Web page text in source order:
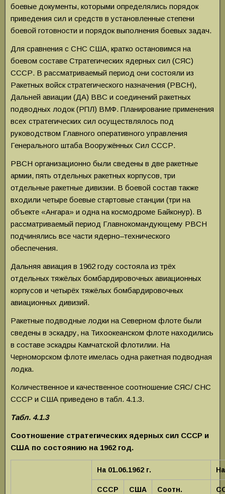
боевые документы, которыми определялись порядок
приведения сил и средств в установленные степени
боевой готовности и порядок выполнения боевых задач.
Для сравнения с СНС США, кратко остановимся на
боевом составе Стратегических ядерных сил (СЯС)
СССР. В рассматриваемый период они состояли из
Ракетных войск стратегического назначения (РВСН),
Дальней авиации (ДА) ВВС и соединений ракетных
подводных лодок (РПЛ) ВМФ. Планирование применения
всех стратегических сил осуществлялось под
руководством Главного оперативного управления
Генерального штаба Вооружённых Сил СССР.
РВСН организационно были сведены в две ракетные
армии, пять отдельных ракетных корпусов, три
отдельные ракетные дивизии. В боевой состав также
входили четыре боевые стартовые станции (три на
объекте «Ангара» и одна на космодроме Байконур). В
рассматриваемый период Главнокомандующему РВСН
подчинялись все части ядерно–технического
обеспечения.
Дальняя авиация в 1962 году состояла из трёх
отдельных тяжёлых бомбардировочных авиационных
корпусов и четырёх тяжёлых бомбардировочных
авиационных дивизий.
Ракетные подводные лодки на Северном флоте были
сведены в эскадру, на Тихоокеанском флоте находились
в составе эскадры Камчатской флотилии. На
Черноморском флоте имелась одна ракетная подводная
лодка.
Количественное и качественное соотношение СЯС/ СНС
СССР и США приведено в табл. 4.1.3.
Табл. 4.1.3
Соотношение стратегических ядерных сил СССР и
США по состоянию на 1962 год.
На 01.06.1962 г.
СССР США Соотн.